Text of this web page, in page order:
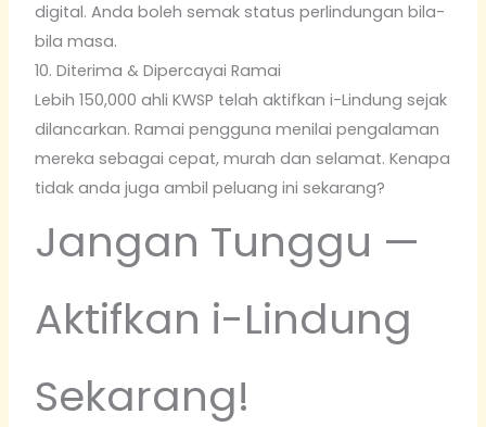
digital. Anda boleh semak status perlindungan bila-
bila masa.
10. Diterima & Dipercayai Ramai
Lebih 150,000 ahli KWSP telah aktifkan i-Lindung sejak
dilancarkan. Ramai pengguna menilai pengalaman
mereka sebagai cepat, murah dan selamat. Kenapa
tidak anda juga ambil peluang ini sekarang?
Jangan Tunggu —
Aktifkan i-Lindung
Sekarang!